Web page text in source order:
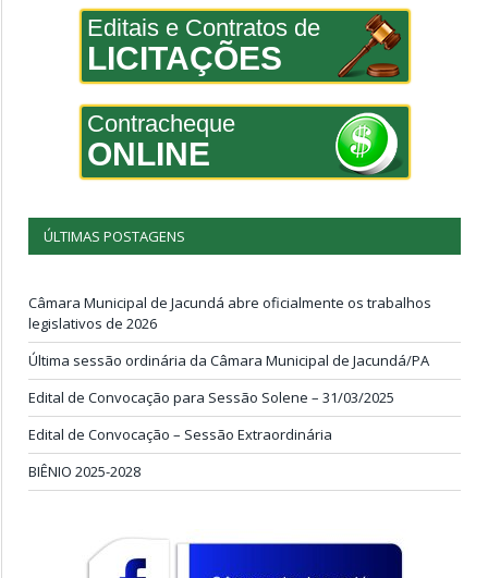
Editais e Contratos de
LICITAÇÕES
Contracheque
ONLINE
ÚLTIMAS POSTAGENS
Câmara Municipal de Jacundá abre oficialmente os trabalhos
legislativos de 2026
Última sessão ordinária da Câmara Municipal de Jacundá/PA
Edital de Convocação para Sessão Solene – 31/03/2025
Edital de Convocação – Sessão Extraordinária
BIÊNIO 2025-2028